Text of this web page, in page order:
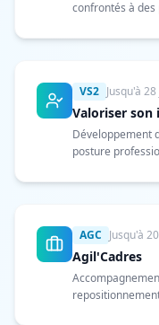
confrontés à
VS2 Jusqu'à
Valoriser son
Développement
posture
AGC Jusqu'à
Agil'Cadres